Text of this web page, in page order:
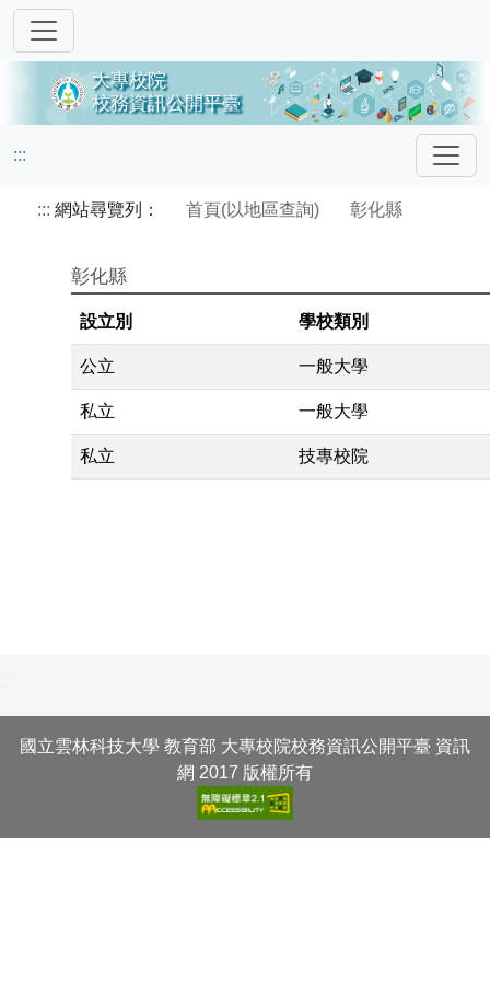
:::
::: 網站尋覽列： 首頁(以地區查詢) 彰化縣
彰化縣
設立別 學校類別
公立 一般大學
私立 一般大學
私立 技專校院
國立雲林科技大學 教育部 大專校院校務資訊公開平臺 資訊
網 2017 版權所有